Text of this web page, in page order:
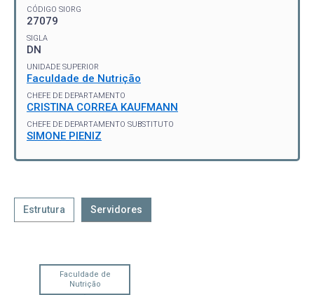
CÓDIGO SIORG
27079
SIGLA
DN
UNIDADE SUPERIOR
Faculdade de Nutrição
CHEFE DE DEPARTAMENTO
CRISTINA CORREA KAUFMANN
CHEFE DE DEPARTAMENTO SUBSTITUTO
SIMONE PIENIZ
Estrutura Servidores
Faculdade de
Nutrição